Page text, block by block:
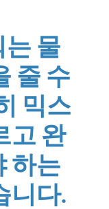
물
줄 수
믹스
고 완
하는
니다.